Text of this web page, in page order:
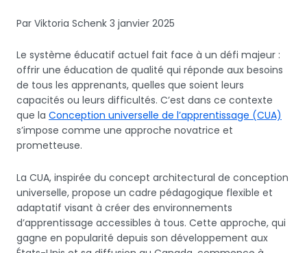
Par Viktoria Schenk 3 janvier 2025
Le système éducatif actuel fait face à un défi majeur :
offrir une éducation de qualité qui réponde aux besoins
de tous les apprenants, quelles que soient leurs
capacités ou leurs difficultés. C’est dans ce contexte
que la Conception universelle de l’apprentissage (CUA)
s’impose comme une approche novatrice et
prometteuse.
La CUA, inspirée du concept architectural de conception
universelle, propose un cadre pédagogique flexible et
adaptatif visant à créer des environnements
d’apprentissage accessibles à tous. Cette approche, qui
gagne en popularité depuis son développement aux